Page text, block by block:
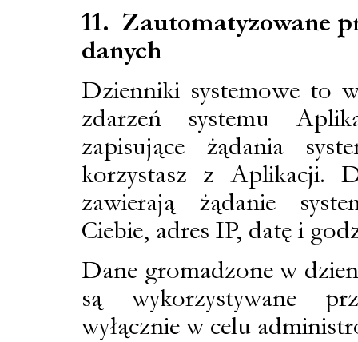
11. Zautomatyzowane
danych
Dzienniki systemowe to
zdarzeń systemu
zapisujące żądania
korzystasz z Aplikacji.
zawierają żądanie
Ciebie, adres IP, datę i
Dane gromadzone w
są wykorzystywane
wyłącznie w celu